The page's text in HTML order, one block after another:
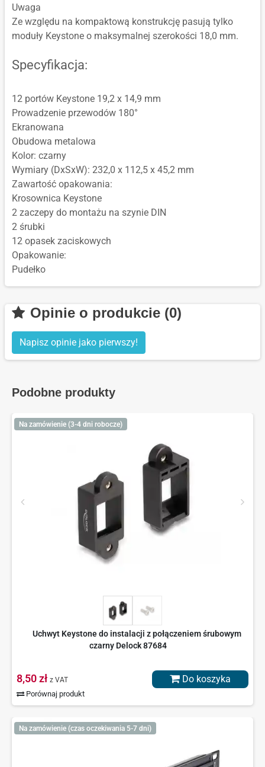
Uwaga
Ze względu na kompaktową konstrukcję pasują tylko
moduły Keystone o maksymalnej szerokości 18,0 mm.
Specyfikacja:
12 portów Keystone 19,2 x 14,9 mm
Prowadzenie przewodów 180°
Ekranowana
Obudowa metalowa
Kolor: czarny
Wymiary (DxSxW): 232,0 x 112,5 x 45,2 mm
Zawartość opakowania:
Krosownica Keystone
2 zaczepy do montażu na szynie DIN
2 śrubki
12 opasek zaciskowych
Opakowanie:
Pudełko
Opinie o produkcie (0)
Napisz opinie jako pierwszy!
Podobne produkty
Na zamówienie (3-4 dni robocze)
Uchwyt Keystone do instalacji z połączeniem śrubowym
czarny Delock 87684
8,50 zł z VAT
Porównaj produkt
Do koszyka
Na zamówienie (czas oczekiwania 5-7 dni)